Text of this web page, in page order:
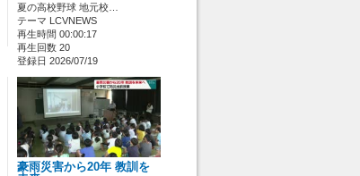
夏の高校野球 地元校…
テーマ LCVNEWS
再生時間 00:00:17
再生回数 20
登録日 2026/07/19
豪雨災害から20年 教訓を